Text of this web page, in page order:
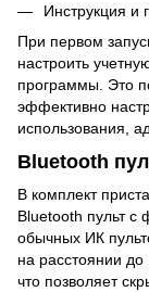
Инструкция и
При первом
настроить
программы. Это
эффективно
использования,
Bluetooth
В комплект
Bluetooth пульт с
обычных ИК
на расстоянии
что позволяет